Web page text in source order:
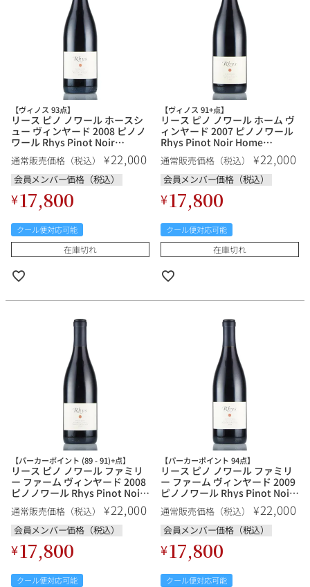
サロン ルイ・ロデレール
オーパス・ワン
スクリーミング・
イーグル
チリ
【ヴィノス 93点】
リース ピノ ノワール ホースシ
ュー ヴィンヤード 2008 ピノノ
ワール Rhys Pinot Noir
Horseshoe Vineyard アメリカ
カリフォルニア 赤ワイン
通常販売価格（税込） ¥22,000
会員メンバー価格（税込）
¥17,800
クール便対応可能
在庫切れ
【ヴィノス 91+点】
リース ピノ ノワール ホーム ヴ
ィンヤード 2007 ピノノワール
Rhys Pinot Noir Home
Vineyard アメリカ カリフォル
ニア 赤ワイン
通常販売価格（税込） ¥22,000
会員メンバー価格（税込）
¥17,800
クール便対応可能
在庫切れ
【パーカーポイント (89 - 91)+点】
リース ピノ ノワール ファミリ
ー ファーム ヴィンヤード 2008
ピノノワール Rhys Pinot Noir
Family Farm Vineyard アメリ
カ カリフォルニア 赤ワイン
通常販売価格（税込） ¥22,000
会員メンバー価格（税込）
¥17,800
クール便対応可能
【パーカーポイント 94点】
リース ピノ ノワール ファミリ
ー ファーム ヴィンヤード 2009
ピノノワール Rhys Pinot Noir
Family Farm Vineyard アメリ
カ カリフォルニア 赤ワイン
通常販売価格（税込） ¥22,000
会員メンバー価格（税込）
¥17,800
クール便対応可能